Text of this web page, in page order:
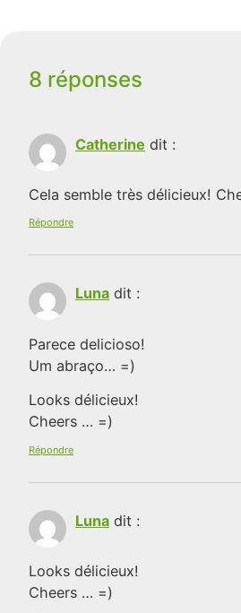
8 réponses
Catherine dit :
Cela semble très délicieux!
Répondre
Luna dit :
Parece delicioso!
Um abraço… =)
Looks délicieux!
Cheers … =)
Répondre
Luna dit :
Looks délicieux!
Cheers … =)